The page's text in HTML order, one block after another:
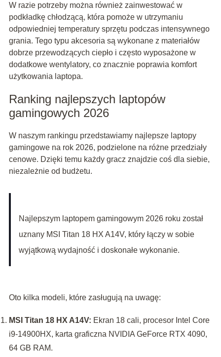
W razie potrzeby można również zainwestować w
podkładkę chłodzącą, która pomoże w utrzymaniu
odpowiedniej temperatury sprzętu podczas intensywnego
grania. Tego typu akcesoria są wykonane z materiałów
dobrze przewodzących ciepło i często wyposażone w
dodatkowe wentylatory, co znacznie poprawia komfort
użytkowania laptopa.
Ranking najlepszych laptopów
gamingowych 2026
W naszym rankingu przedstawiamy najlepsze laptopy
gamingowe na rok 2026, podzielone na różne przedziały
cenowe. Dzięki temu każdy gracz znajdzie coś dla siebie,
niezależnie od budżetu.
Najlepszym laptopem gamingowym 2026 roku został
uznany MSI Titan 18 HX A14V, który łączy w sobie
wyjątkową wydajność i doskonałe wykonanie.
Oto kilka modeli, które zasługują na uwagę:
MSI Titan 18 HX A14V: Ekran 18 cali, procesor Intel Core
i9-14900HX, karta graficzna NVIDIA GeForce RTX 4090,
64 GB RAM.